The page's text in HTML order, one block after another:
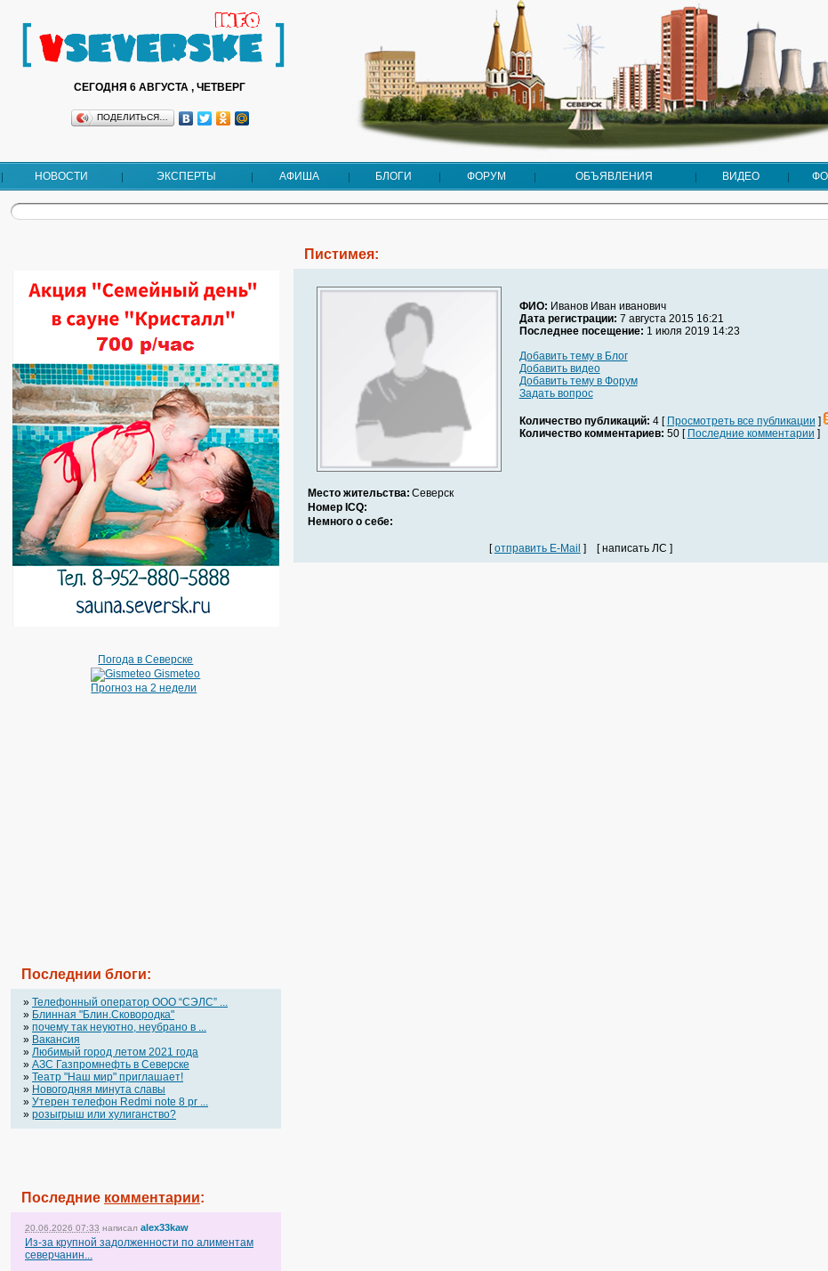
СЕГОДНЯ 6 АВГУСТА , ЧЕТВЕРГ
ПОДЕЛИТЬСЯ…
НОВОСТИ ЭКСПЕРТЫ АФИША БЛОГИ ФОРУМ ОБЪЯВЛЕНИЯ ВИДЕО
Погода в Северске
Gismeteo
Прогноз на 2 недели
Последнии блоги:
» Телефонный оператор OOO “СЭЛС” ...
» Блинная "Блин.Сковородка"
» почему так неуютно, неубрано в ...
» Вакансия
» Любимый город летом 2021 года
» АЗС Газпромнефть в Северске
» Театр "Наш мир" приглашает!
» Новогодняя минута славы
» Утерен телефон Redmi note 8 pr ...
» розыгрыш или хулиганство?
Последние комментарии:
20.06.2026 07:33 написал alex33kaw
Из-за крупной задолженности по алиментам
северчанин...
Пистимея:
ФИО: Иванов Иван иванович
Дата регистрации: 7 августа 2015 16:21
Последнее посещение: 1 июля 2019 14:23
Добавить тему в Блог
Добавить видео
Добавить тему в Форум
Задать вопрос
Количество публикаций: 4 [ Просмотреть все публикации ]
Количество комментариев: 50 [ Последние комментарии ]
Место жительства: Северск
Номер ICQ:
Немного о себе:
[отправить E-Mail ] [ написать ЛС ]